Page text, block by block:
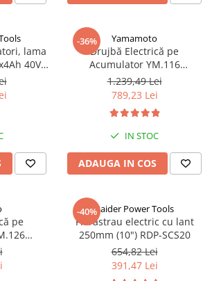
lama
40V
-36% Yamamoto
Drujbă Electrică pe
Acumulator YM.116
Yamamoto – Motor Brushless,
Lățime Lamei 14'', 2
Acumulatori 20V/4.0Ah,
Încărcător Dublu Loc, Oprire
Siguranță, Întinzător Lanț
Auto-Tensionat
1.239,49 Lei
789,23 Lei
IN STOC
ADAUGA IN COS
pe
Lanț
-40%Raider Power Tools
Fierastrau electric cu lant
250mm (10") RDP-SCS20
654,82 Lei
391,47 Lei